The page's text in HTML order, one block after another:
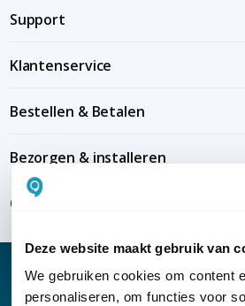
Deze website maakt gebruik van
We gebruiken cookies om content
personaliseren, om functies voor
Support
Klantenservice
Bestellen & Betalen
Bezorgen & installeren
Over KommaGo